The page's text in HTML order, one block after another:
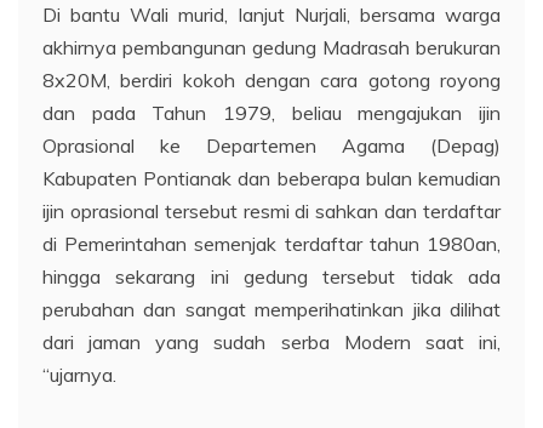
Di bantu Wali murid, lanjut Nurjali, bersama warga
akhirnya pembangunan gedung Madrasah berukuran
8x20M, berdiri kokoh dengan cara gotong royong
dan pada Tahun 1979, beliau mengajukan ijin
Oprasional ke Departemen Agama (Depag)
Kabupaten Pontianak dan beberapa bulan kemudian
ijin oprasional tersebut resmi di sahkan dan terdaftar
di Pemerintahan semenjak terdaftar tahun 1980an,
hingga sekarang ini gedung tersebut tidak ada
perubahan dan sangat memperihatinkan jika dilihat
dari jaman yang sudah serba Modern saat ini,
“ujarnya.